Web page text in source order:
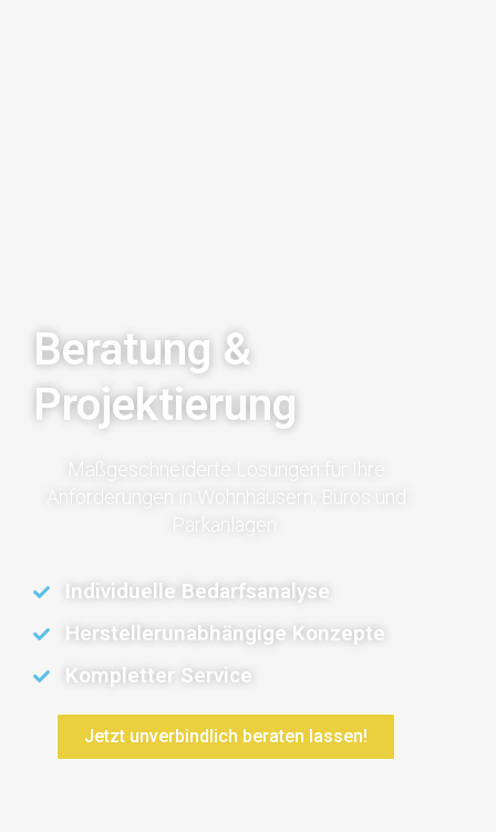
Beratung &
Projektierung
Maßgeschneiderte Lösungen für Ihre
Anforderungen in Wohnhäusern, Büros und
Parkanlagen.
Individuelle Bedarfsanalyse
Herstellerunabhängige Konzepte
Kompletter Service
Jetzt unverbindlich beraten lassen!